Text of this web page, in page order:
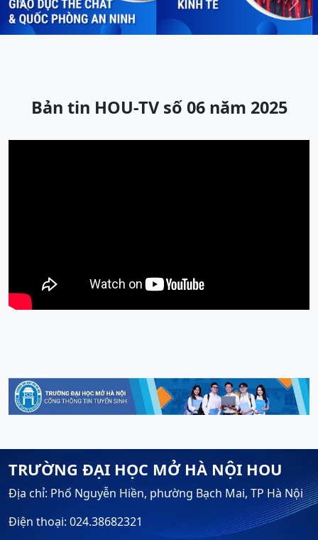
Previous Next
Bản tin HOU-TV số 06 năm 2025
TRƯỜNG ĐẠI HỌC MỞ HÀ NỘI HOU
Địa chỉ: Phố Nguyễn Hiền, phường Bạch Mai, TP Hà Nội
Điện thoại: 024.38682321